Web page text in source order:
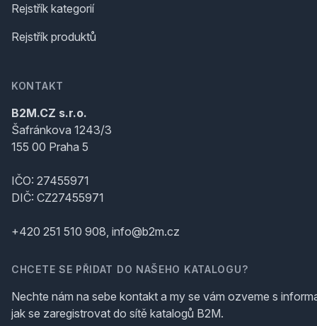
Rejstřík kategorií
Rejstřík produktů
KONTAKT
B2M.CZ s.r.o.
Šafránkova 1243/3
155 00 Praha 5
IČO: 27455971
DIČ: CZ27455971
+420 251 510 908, info@b2m.cz
CHCETE SE PŘIDAT DO NAŠEHO KATALOGU?
Nechte nám na sebe kontakt a my se vám ozveme s
jak se zaregistrovat do sítě katalogů B2M.